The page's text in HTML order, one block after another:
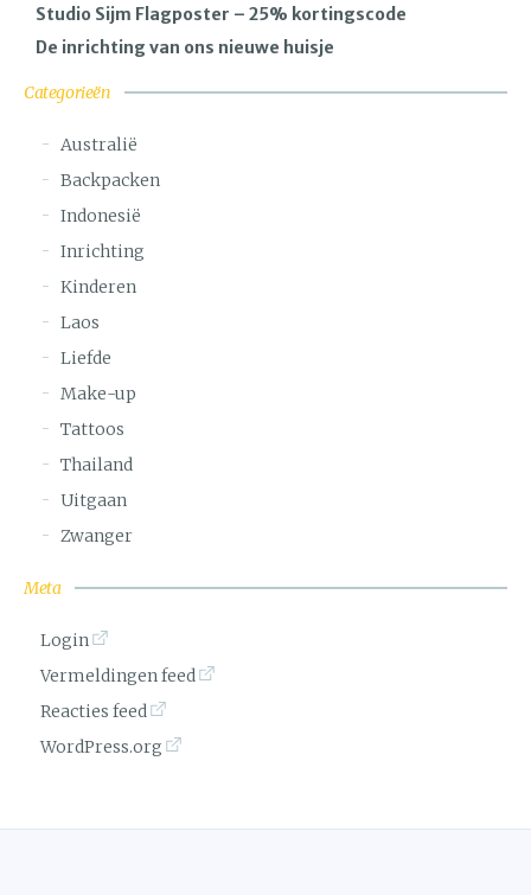
Studio Sijm Flagposter – 25% kortingscode
De inrichting van ons nieuwe huisje
Categorieën
Australië
Backpacken
Indonesië
Inrichting
Kinderen
Laos
Liefde
Make-up
Tattoos
Thailand
Uitgaan
Zwanger
Meta
Login
Vermeldingen feed
Reacties feed
WordPress.org